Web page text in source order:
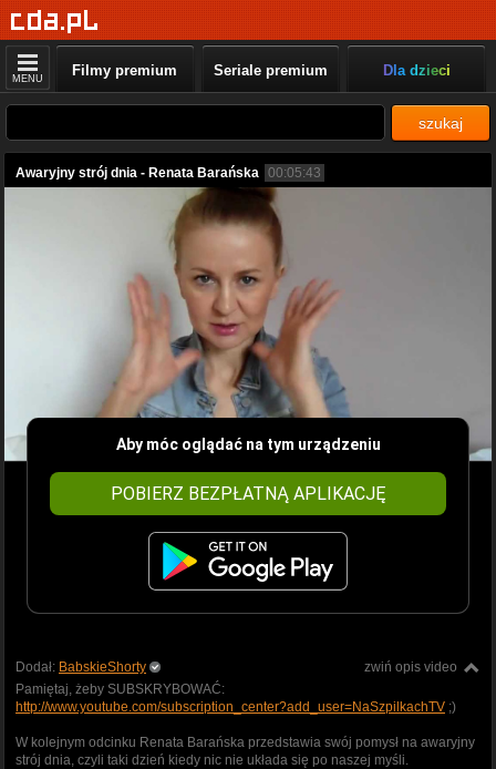
MENU Filmy premium Seriale premium Dla dzieci
szukaj
Awaryjny strój dnia - Renata Barańska 00:05:43
Aby móc oglądać na tym urządzeniu
POBIERZ BEZPŁATNĄ APLIKACJĘ
zwiń opis video
Dodał: BabskieShorty
Pamiętaj, żeby SUBSKRYBOWAĆ:
http://www.youtube.com/subscription_center?add_user=NaSzpilkachTV ;)
W kolejnym odcinku Renata Barańska przedstawia swój pomysł na awaryjny
strój dnia, czyli taki dzień kiedy nic nie układa się po naszej myśli.